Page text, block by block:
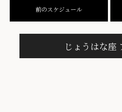
前のスケジュール
じょうはな座